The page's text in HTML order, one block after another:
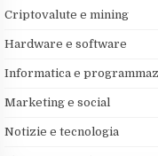
Criptovalute e mining
Hardware e software
Informatica e
Marketing e social
Notizie e tecnologia